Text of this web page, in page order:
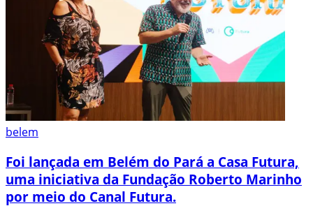
belem
Foi lançada em Belém do Pará a Casa Futura,
uma iniciativa da Fundação Roberto Marinho
por meio do Canal Futura.